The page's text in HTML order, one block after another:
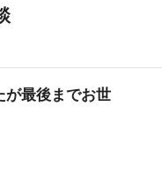
が最後までお世